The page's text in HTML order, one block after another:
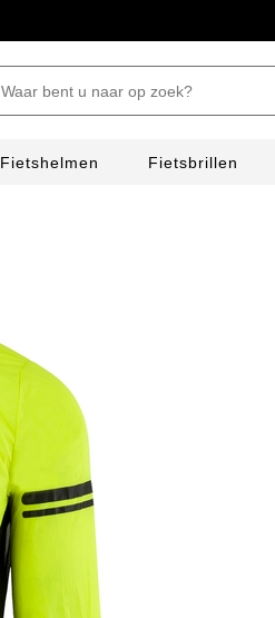
Fietshelmen Fietsbrillen